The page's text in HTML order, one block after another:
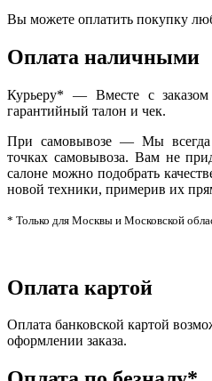
Вы можете оплатить покупку
Оплата наличными
Курьеру* — Вместе с
гарантийный талон и чек.
При самовывозе — Мы
точках самовывоза. Вам не
салоне можно подобрать
новой техники, примерив их
* Только для Москвы и Московской
Оплата картой
Оплата банковской картой
оформлении заказа.